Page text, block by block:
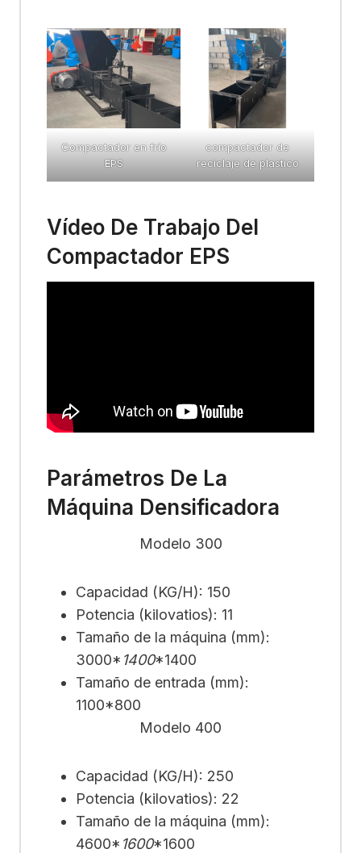
Compactador en frío
EPS
compactador de
reciclaje de plastico
Vídeo De Trabajo Del
Compactador EPS
Parámetros De La
Máquina Densificadora
Modelo 300
Capacidad (KG/H): 150
Potencia (kilovatios): 11
Tamaño de la máquina (mm):
3000* 1400*1400
Tamaño de entrada (mm):
1100*800
Modelo 400
Capacidad (KG/H): 250
Potencia (kilovatios): 22
Tamaño de la máquina (mm):
4600* 1600*1600